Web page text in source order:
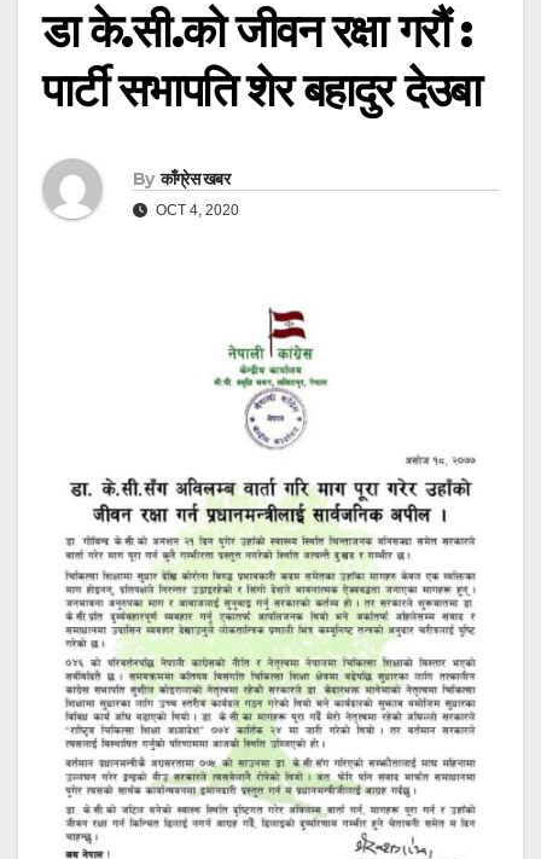
डा के.सी.को जीवन रक्षा गरौं :
पार्टी सभापति शेर बहादुर देउबा
By काँग्रेस खबर
OCT 4, 2020